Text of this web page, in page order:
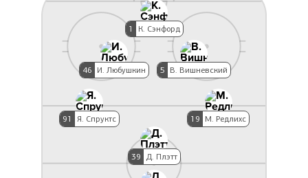
1 К. Сэнфорд
5 В. Вишневский
46 И. Любушкин
19 М. Редлихс
39 Д. Плэтт
91 Я. Спруктс